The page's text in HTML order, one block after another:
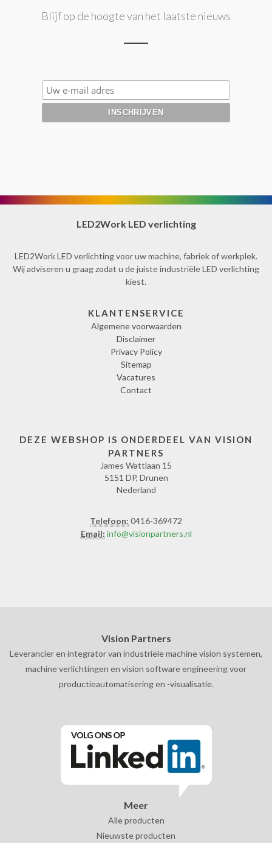
Blijf op de hoogte van het laatste nieuws
LED2Work LED verlichting
LED2Work LED verlichting voor uw machine, fabriek of werkplek.
Wij adviseren u graag zodat u de juiste industriële LED verlichting
kiest.
KLANTENSERVICE
Algemene voorwaarden
Disclaimer
Privacy Policy
Sitemap
Vacatures
Contact
DEZE WEBSHOP IS ONDERDEEL VAN VISION
PARTNERS
James Wattlaan 15
5151 DP, Drunen
Nederland
Telefoon: 0416-369472
Email: info@visionpartners.nl
Vision Partners
Leverancier en integrator van industriële machine vision systemen,
machine verlichtingen en vision software engineering voor
productieautomatisering en -visualisatie.
Meer
Alle producten
Nieuwste producten